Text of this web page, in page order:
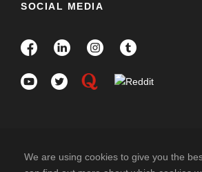
SOCIAL MEDIA
We are using cookies to give you the